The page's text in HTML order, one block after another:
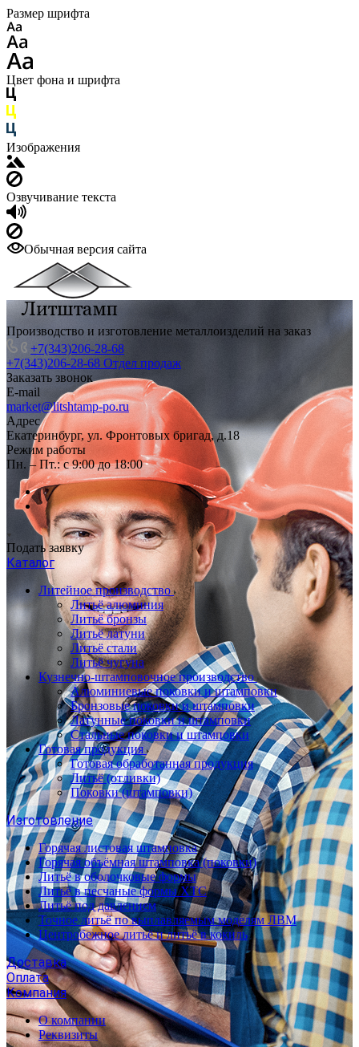
Размер шрифта
Цвет фона и шрифта
Изображения
Озвучивание текста
Обычная версия сайта
Производство и изготовление металлоизделий на заказ
+7(343)206-28-68
+7(343)206-28-68 Отдел продаж
Заказать звонок
E-mail
market@litshtamp-po.ru
Адрес
Екатеринбург, ул. Фронтовых бригад, д.18
Режим работы
Пн. – Пт.: с 9:00 до 18:00
Подать заявку
Каталог
Литейное производство
Литьё алюминия
Литьё бронзы
Литьё латуни
Литьё стали
Литьё чугуна
Кузнечно-штамповочное производство
Алюминиевые поковки и штамповки
Бронзовые поковки и штамповки
Латунные поковки и штамповки
Стальные поковки и штамповки
Готовая продукция
Готовая обработанная продукция
Литьё (отливки)
Поковки (штамповки)
Изготовление
Горячая листовая штамповка
Горячая объёмная штамповка (поковки)
Литьё в оболочковые формы
Литьё в песчаные формы ХТС
Литьё под давлением
Точное литьё по выплавляемым моделям ЛВМ
Центробежное литьё и литьё в кокиль
Доставка
Оплата
Компания
О компании
Реквизиты